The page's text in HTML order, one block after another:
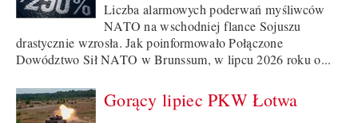
Liczba alarmowych poderwań myśliwców
NATO na wschodniej flance Sojuszu
drastycznie wzrosła. Jak poinformowało Połączone
Dowództwo Sił NATO w Brunssum, w lipcu 2026 roku o...
Gorący lipiec PKW Łotwa